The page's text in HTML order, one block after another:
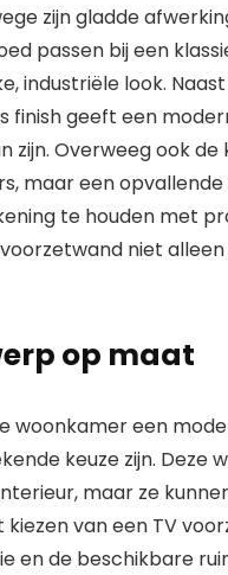
zijn gladde
passen bij een
industriële look.
finish geeft een
Overweeg ook
maar een
te houden met
niet
op maat
woonkamer een
keuze zijn. Deze
maar ze
van een TV
en de beschikbare